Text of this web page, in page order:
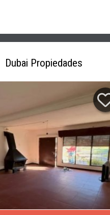
Dubai Propiedades